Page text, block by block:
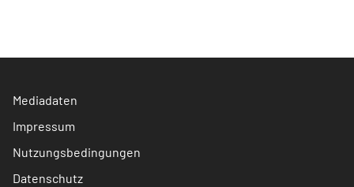
Mediadaten
Impressum
Nutzungsbedingungen
Datenschutz